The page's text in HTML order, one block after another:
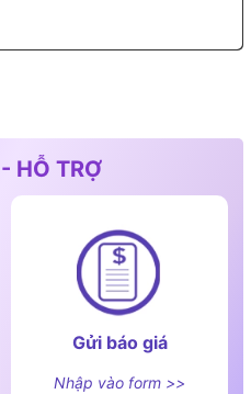
HỖ TRỢ
Gửi báo giá
Nhập vào form >>